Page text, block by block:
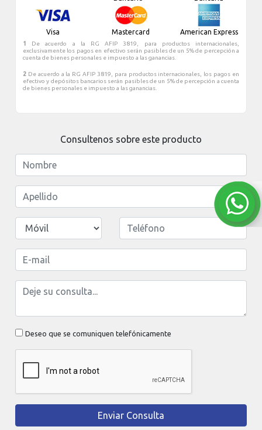
Visa Mastercard American Express
1
De acuerdo a la RG AFIP 3819, para productos internacionales,
exclusivamente los pagos en efectivo serán pasibles de un 5% de percepción a
cuenta de bienes personales e impuesto a las ganancias.
2 De acuerdo a la RG AFIP 3819, para productos internacionales, los pagos en
efectivo y depósitos bancarios serán pasibles de un 5% de percepción a cuenta
de bienes personales e impuesto a las ganancias.
Consultenos sobre este producto
Deseo que se comuniquen telefónicamente
Enviar Consulta